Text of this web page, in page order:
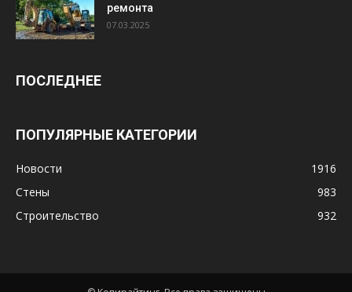
ремонта
07.03.2025
ПОСЛЕДНЕЕ
ПОПУЛЯРНЫЕ КАТЕГОРИИ
Новости
1916
Стены
983
Строительство
932